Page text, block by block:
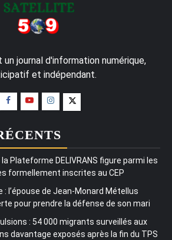
journal d'information numérique,
et indépendant.
Plateforme DELIVRANS figure parmi les
formellement inscrites au CEP
l’épouse de Jean-Monard Métellus
pour prendre la défense de son mari
: 54 000 migrants surveillés aux
davantage exposés après la fin du TPS